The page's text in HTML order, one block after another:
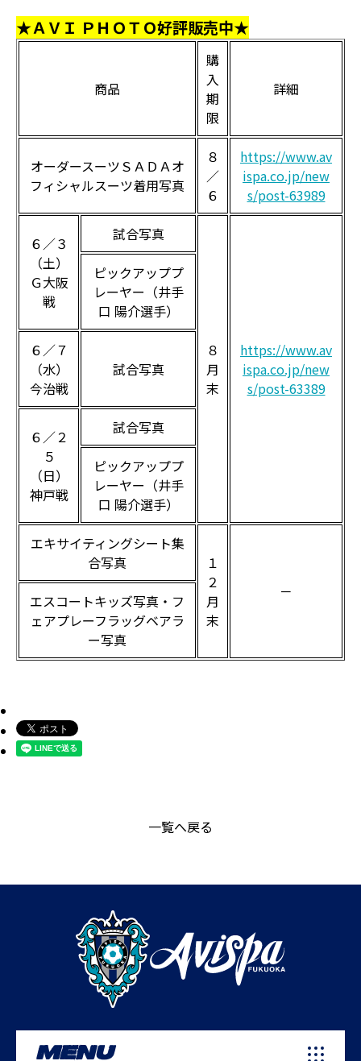
★ＡＶＩ ＰＨＯＴＯ好評販売中★
商品
購
入
期
限
詳細
オーダースーツＳＡＤＡオ
フィシャルスーツ着用写真
８
／
６
https://www.av
ispa.co.jp/new
s/post-63989
６／３
（土）
Ｇ大阪
戦
試合写真
８
月
末
https://www.av
ispa.co.jp/new
s/post-63389
ピックアッププ
レーヤー（井手
口 陽介選手）
６／７
（水）
今治戦
試合写真
６／２
５
（日）
神戸戦
試合写真
ピックアッププ
レーヤー（井手
口 陽介選手）
エキサイティングシート集
合写真
１
２
月
末
－
エスコートキッズ写真・フ
ェアプレーフラッグベアラ
ー写真
一覧へ戻る
MENU